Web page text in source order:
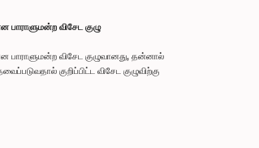
விசேட குழு
விசேட குழுவானது, தன்னால்
குறிப்பிட்ட விசேட குழுவிற்கு